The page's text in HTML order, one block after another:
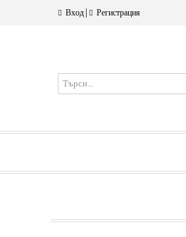
Вход Регистрация